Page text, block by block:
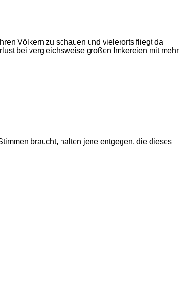
Völkern zu schauen und vielerorts fliegt da
bei vergleichsweise großen Imkereien mit mehr
braucht, halten jene entgegen, die dieses